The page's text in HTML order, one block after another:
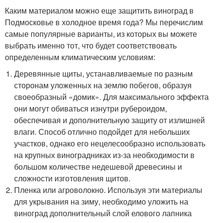
Каким материалом можно еще защитить виноград в
Подмосковье в холодное время года? Мы перечислим
самые популярные варианты, из которых вы можете
выбрать именно тот, что будет соответствовать
определенным климатическим условиям:
Деревянные щиты, устанавливаемые по разным
сторонам уложенных на землю побегов, образуя
своеобразный «домик». Для максимального эффекта
они могут обиваться изнутри рубероидом,
обеспечивая и дополнительную защиту от излишней
влаги. Способ отлично подойдет для небольших
участков, однако его нецелесообразно использовать
на крупных виноградниках из-за необходимости в
большом количестве недешевой древесины и
сложности изготовления щитов.
Пленка или агроволокно. Используя эти материалы
для укрывания на зиму, необходимо уложить на
виноград дополнительный слой елового лапника